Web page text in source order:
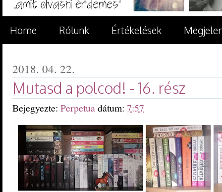
Home Rólunk Értékelések
2018. 04. 22.
Mutasd a polcod! - 16. rész
Bejegyezte: Perpetuadátum: 7:57